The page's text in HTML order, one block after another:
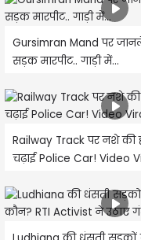
Gursimran Mand पर
सड़क मारपीट.. गाड़ी में...
Railway Track पर नशे की
चढ़ाई Police Car! Video